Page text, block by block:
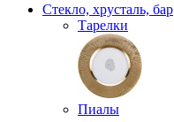
Стекло, хрусталь, бар
Тарелки
Пиалы